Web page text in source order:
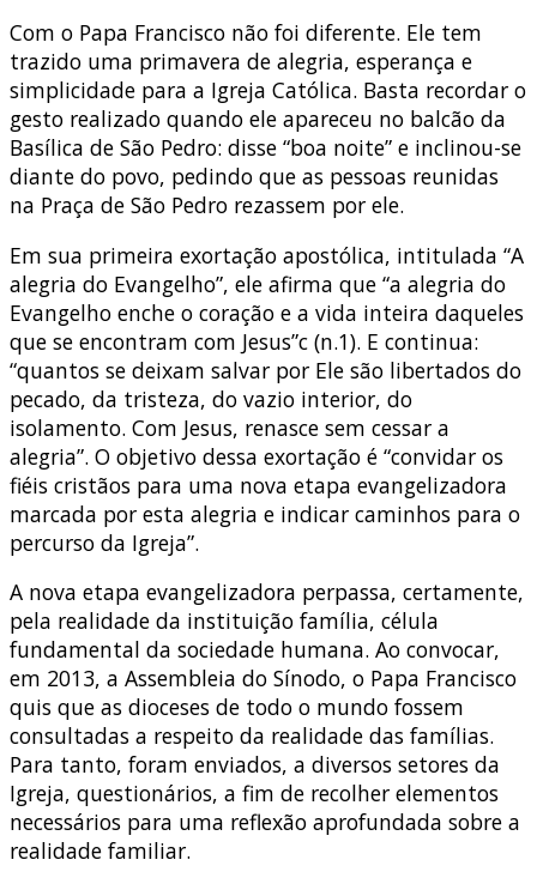
Com o Papa Francisco não foi diferente. Ele tem
trazido uma primavera de alegria, esperança e
simplicidade para a Igreja Católica. Basta recordar o
gesto realizado quando ele apareceu no balcão da
Basílica de São Pedro: disse “boa noite” e inclinou-se
diante do povo, pedindo que as pessoas reunidas
na Praça de São Pedro rezassem por ele.
Em sua primeira exortação apostólica, intitulada “A
alegria do Evangelho”, ele afirma que “a alegria do
Evangelho enche o coração e a vida inteira daqueles
que se encontram com Jesus”c (n.1). E continua:
“quantos se deixam salvar por Ele são libertados do
pecado, da tristeza, do vazio interior, do
isolamento. Com Jesus, renasce sem cessar a
alegria”. O objetivo dessa exortação é “convidar os
fiéis cristãos para uma nova etapa evangelizadora
marcada por esta alegria e indicar caminhos para o
percurso da Igreja”.
A nova etapa evangelizadora perpassa, certamente,
pela realidade da instituição família, célula
fundamental da sociedade humana. Ao convocar,
em 2013, a Assembleia do Sínodo, o Papa Francisco
quis que as dioceses de todo o mundo fossem
consultadas a respeito da realidade das famílias.
Para tanto, foram enviados, a diversos setores da
Igreja, questionários, a fim de recolher elementos
necessários para uma reflexão aprofundada sobre a
realidade familiar.